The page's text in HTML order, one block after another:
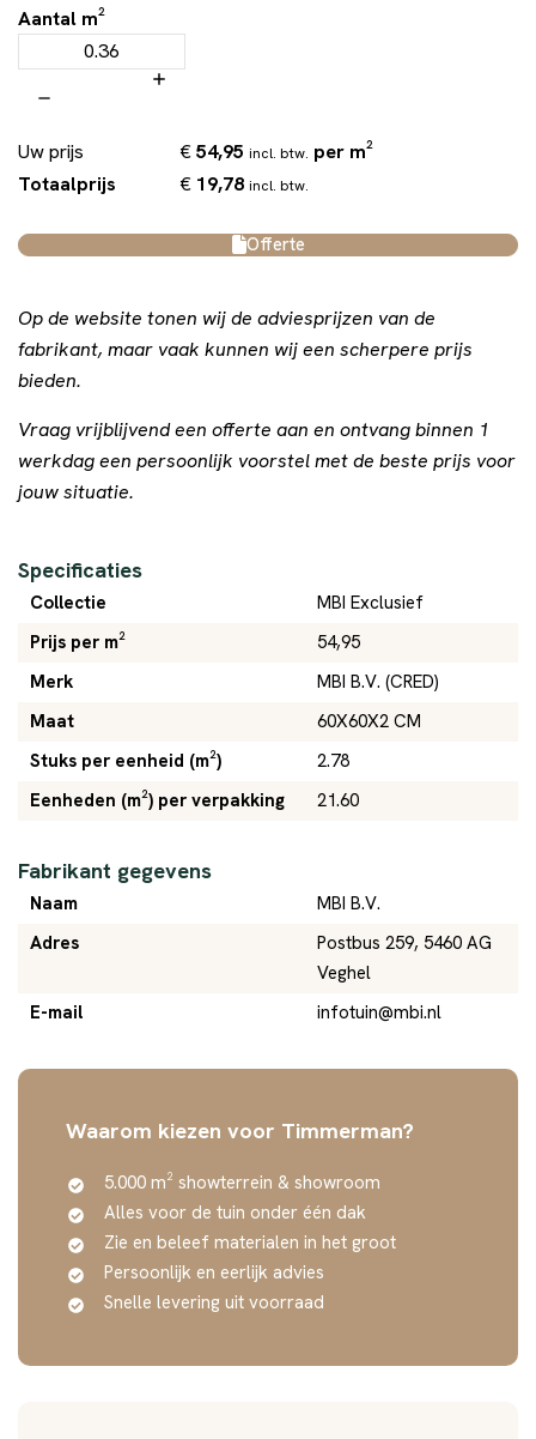
Aantal m²
Uw prijs €54,95 incl. btw. per m²
Totaalprijs
€ 19,78 incl. btw.
Offerte
Op de website tonen wij de adviesprijzen van de
fabrikant, maar vaak kunnen wij een scherpere prijs
bieden.
Vraag vrijblijvend een offerte aan en ontvang binnen 1
werkdag een persoonlijk voorstel met de beste prijs voor
jouw situatie.
Specificaties
Collectie
MBI Exclusief
Prijs per m²
54,95
Merk
MBI B.V. (CRED)
Maat
60X60X2 CM
Stuks per eenheid (m²)
2.78
Eenheden (m²) per verpakking
21.60
Fabrikant gegevens
Naam
MBI B.V.
Adres
Postbus 259, 5460 AG
Veghel
E-mail
infotuin@mbi.nl
Waarom kiezen voor Timmerman?
5.000 m² showterrein & showroom
Alles voor de tuin onder één dak
Zie en beleef materialen in het groot
Persoonlijk en eerlijk advies
Snelle levering uit voorraad